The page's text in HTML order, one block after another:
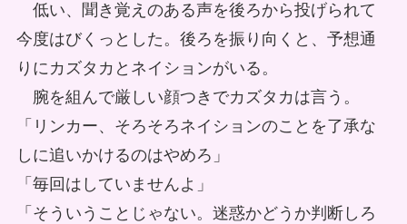
低い、聞き覚えのある声を後ろから投げられて
今度はびくっとした。後ろを振り向くと、予想通
りにカズタカとネイションがいる。
腕を組んで厳しい顔つきでカズタカは言う。
「リンカー、そろそろネイションのことを了承な
しに追いかけるのはやめろ」
「毎回はしていませんよ」
「そういうことじゃない。迷惑かどうか判断しろ